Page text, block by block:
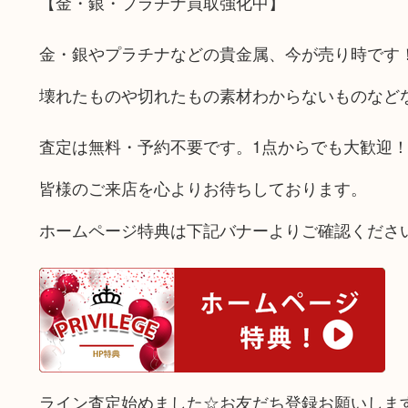
金・銀やプラチナなどの貴金属、今が売り時です！
壊れたものや切れたもの素材わからないものなど
査定は無料・予約不要です。1点からでも大歓迎！
皆様のご来店を心よりお待ちしております。
ホームページ特典は下記バナーよりご確認くださ
ライン査定始めました☆お友だち登録お願いし